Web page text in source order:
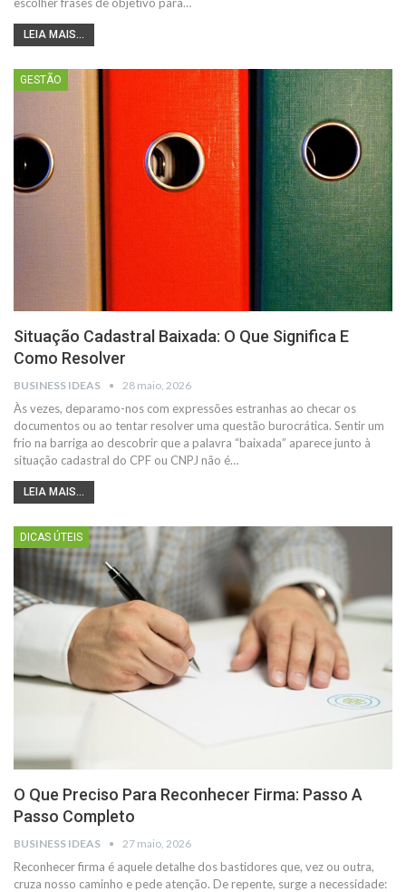
LEIA MAIS...
GESTÃO
Situação Cadastral Baixada: O Que Significa E
Como Resolver
BUSINESS IDEAS 28 maio, 2026
Às vezes, deparamo-nos com expressões estranhas ao checar os
documentos ou ao tentar resolver uma questão burocrática. Sentir um
frio na barriga ao descobrir que a palavra “baixada” aparece junto à
situação cadastral do CPF ou CNPJ não é…
LEIA MAIS...
DICAS ÚTEIS
O Que Preciso Para Reconhecer Firma: Passo A
Passo Completo
BUSINESS IDEAS 27 maio, 2026
Reconhecer firma é aquele detalhe dos bastidores que, vez ou outra,
cruza nosso caminho e pede atenção. De repente, surge a necessidade: